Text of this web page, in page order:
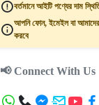
বর্তমানে আইটি পণ্যের দাম
আপনি ফোন, ইমেইল বা
করবে
📢 Connect With Us